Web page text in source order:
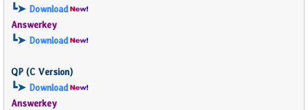
┗➤ Download
Answerkey
┗➤ Download
QP (C Version)
┗➤ Download
Answerkey